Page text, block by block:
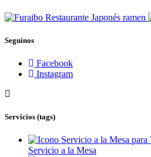
Seguinos
Facebook
Instagram
Servicios (tags)
Servicio a la Mesa